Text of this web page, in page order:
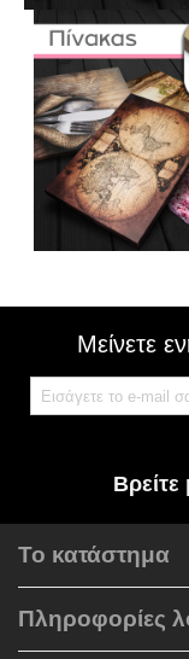
Μείνετε
Το κατάστημα
Πληροφορίες